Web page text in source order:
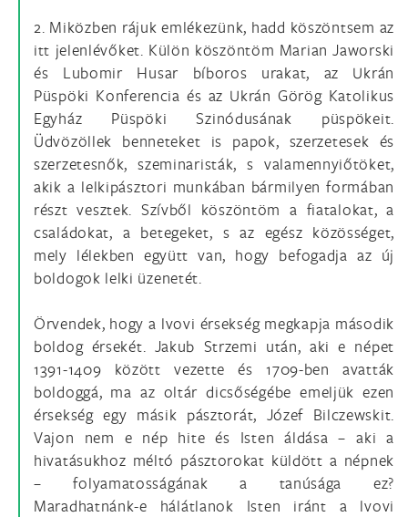
2. Miközben rájuk emlékezünk, hadd köszöntsem az
itt jelenlévőket. Külön köszöntöm Marian Jaworski
és Lubomir Husar bíboros urakat, az Ukrán
Püspöki Konferencia és az Ukrán Görög Katolikus
Egyház Püspöki Szinódusának püspökeit.
Üdvözöllek benneteket is papok, szerzetesek és
szerzetesnők, szeminaristák, s valamennyiőtöket,
akik a lelkipásztori munkában bármilyen formában
részt vesztek. Szívből köszöntöm a fiatalokat, a
családokat, a betegeket, s az egész közösséget,
mely lélekben együtt van, hogy befogadja az új
boldogok lelki üzenetét.
Örvendek, hogy a lvovi érsekség megkapja második
boldog érsekét. Jakub Strzemi után, aki e népet
1391-1409 között vezette és 1709-ben avatták
boldoggá, ma az oltár dicsőségébe emeljük ezen
érsekség egy másik pásztorát, Józef Bilczewskit.
Vajon nem e nép hite és Isten áldása – aki a
hivatásukhoz méltó pásztorokat küldött a népnek
– folyamatosságának a tanúsága ez?
Maradhatnánk-e hálátlanok Isten iránt a lvovi